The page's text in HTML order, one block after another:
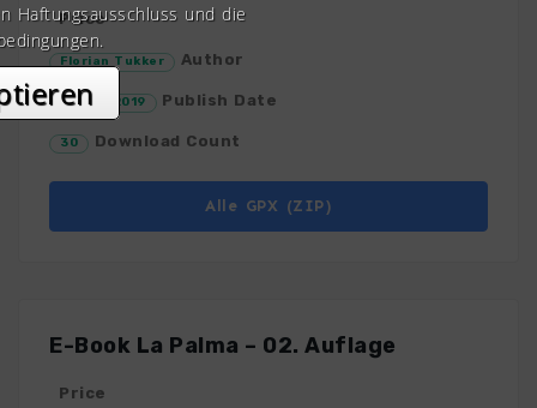
Price
Florian Tukker Author
9. April 2019 Publish Date
30 Download Count
Alle GPX (ZIP)
E-Book La Palma – 02. Auflage
Price
Haftungsausschluss und die